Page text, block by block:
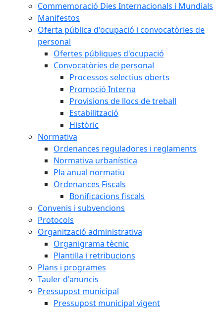
Commemoració Dies Internacionals i Mundials
Manifestos
Oferta pública d'ocupació i convocatòries de
personal
Ofertes públiques d'ocupació
Convocatòries de personal
Processos selectius oberts
Promoció Interna
Provisions de llocs de treball
Estabilització
Històric
Normativa
Ordenances reguladores i reglaments
Normativa urbanística
Pla anual normatiu
Ordenances Fiscals
Bonificacions fiscals
Convenis i subvencions
Protocols
Organització administrativa
Organigrama tècnic
Plantilla i retribucions
Plans i programes
Tauler d'anuncis
Pressupost municipal
Pressupost municipal vigent